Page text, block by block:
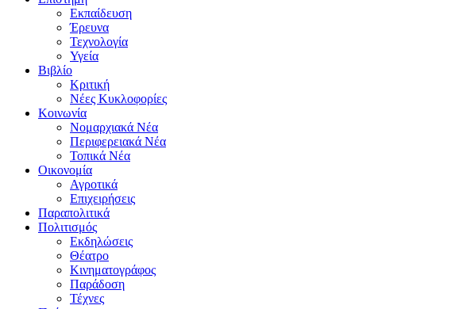
Εκπαίδευση
Έρευνα
Τεχνολογία
Υγεία
Βιβλίο
Κριτική
Νέες Κυκλοφορίες
Κοινωνία
Νομαρχιακά Νέα
Περιφερειακά Νέα
Τοπικά Νέα
Οικονομία
Αγροτικά
Επιχειρήσεις
Παραπολιτικά
Πολιτισμός
Εκδηλώσεις
Θέατρο
Κινηματογράφος
Παράδοση
Τέχνες